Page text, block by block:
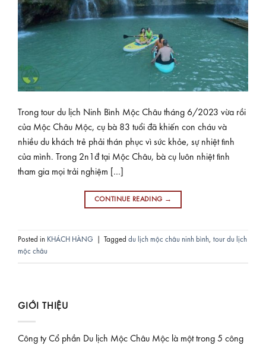
Trong tour du lịch Ninh Bình Mộc Châu tháng 6/2023 vừa rồi
của Mộc Châu Mộc, cụ bà 83 tuổi đã khiến con cháu và
nhiều du khách trẻ phải thán phục vì sức khỏe, sự nhiệt tình
của mình. Trong 2n1đ tại Mộc Châu, bà cụ luôn nhiệt tình
tham gia mọi trải nghiệm […]
CONTINUE READING →
Posted in KHÁCH HÀNG Tagged du lịch mộc châu ninh bình, tour du lịch
mộc châu
GIỚI THIỆU
Công ty Cổ phần Du lịch Mộc Châu Mộc là một trong 5 công